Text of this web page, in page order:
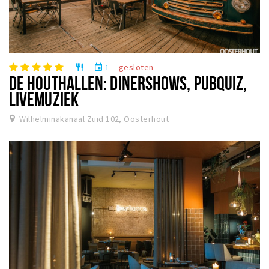
restaurant event 1 gesloten
DE HOUTHALLEN: DINERSHOWS, PUBQUIZ,
LIVEMUZIEK
Wilhelminakanaal Zuid 102, Oosterhout